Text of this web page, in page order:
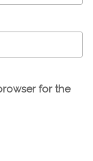
for the